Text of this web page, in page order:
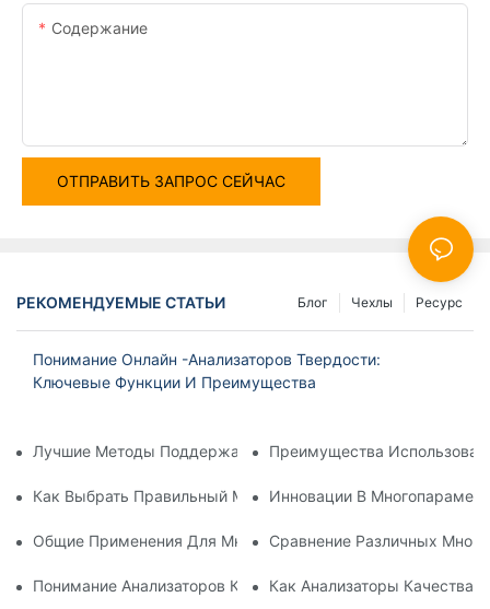
Содержание
ОТПРАВИТЬ ЗАПРОС СЕЙЧАС
РЕКОМЕНДУЕМЫЕ СТАТЬИ Ресурс
Чехлы
Блог
Понимание Онлайн -анализаторов Твердости:
Ключевые Функции И Преимущества
Лучшие Методы Поддержания Анализатора Растворенного
Преимущества
Как Выбрать Правильный Многочисленный Счетчик
Инновации В
Общие Применения Для Многопараметрических
Сравнение Различных
Понимание Анализаторов Качества Воды: Всеобъемлющий
Как Анализаторы